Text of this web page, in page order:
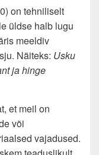
on tehniliselt
üldse halb lugu
meeldiv
Näiteks: Usku
ja hinge
et meil on
või
vajadused.